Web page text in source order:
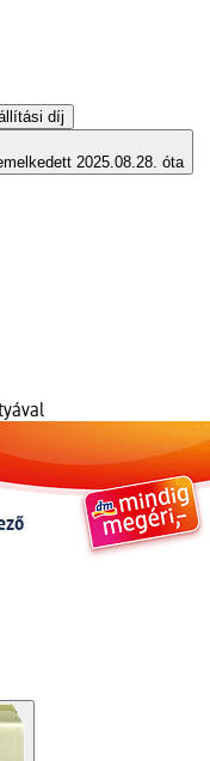
díj
2025.08.28. óta